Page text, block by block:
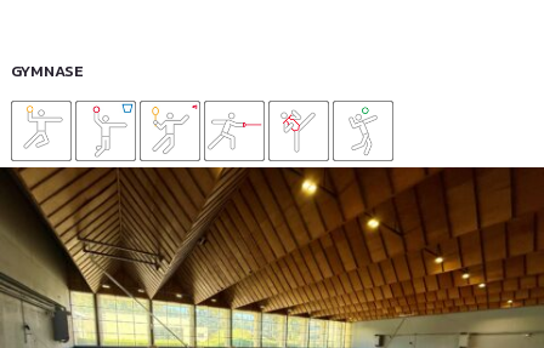
GYMNASE